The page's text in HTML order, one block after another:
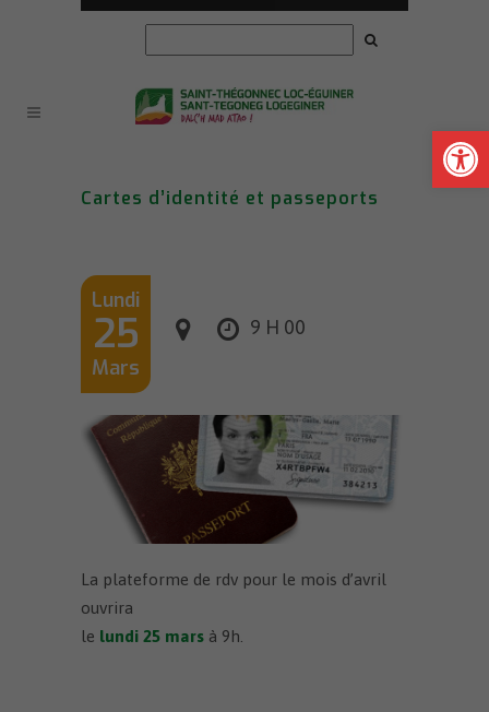
Ouvrir
Cartes d’identité et passeports
Lundi
25
Mars
9 H 00
La plateforme de rdv pour le mois d’avril
ouvrira
le lundi 25 mars à 9h.